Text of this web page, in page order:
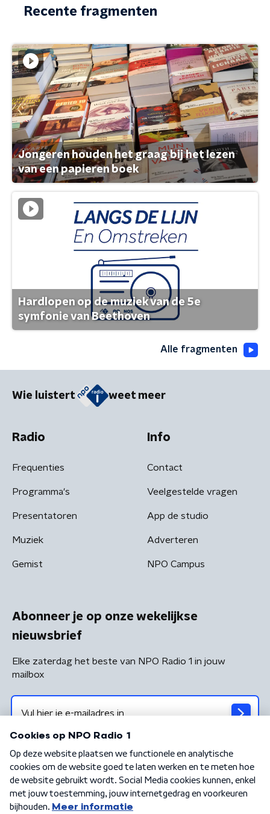
Recente fragmenten
Jongeren houden het graag bij het lezen
van een papieren boek
Hardlopen op de muziek van de 5e
symfonie van Beethoven
Alle fragmenten
Wie luistert weet meer
Radio
Frequenties
Programma's
Presentatoren
Muziek
Gemist
Info
Contact
Veelgestelde vragen
App de studio
Adverteren
NPO Campus
Abonneer je op onze wekelijkse
nieuwsbrief
Elke zaterdag het beste van NPO Radio 1 in jouw
mailbox
Algemene voorwaarden